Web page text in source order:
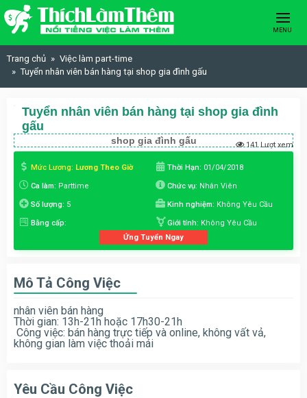
Skip to content
MENU
Trang chủ
Việc làm part-time
Tuyển nhân viên bán hàng tại shop gia đình gấu
Tuyển nhân viên bán hàng tại shop gia đình
gấu
shop gia đình gấu 141 Lượt xem
Mức Lương: Lương Theo Giờ Thời Hạn: 01/04/2018
Ca làm: Parttime Chức vụ: Nhân Viên
Số lượng: 5 Kinh nghiệm: Không Yêu Cầu
Bằng cấp: Giới tính: Không Yêu Cầu
Ứng Tuyển Ngay
Mô Tả Công Việc
nhân viên bán hàng
Thời gian: 13h-21h hoặc 17h30-21h
Công việc: bán hàng trực tiếp và online, không vất vả,
không gian làm việc thoải mái
Yêu Cầu Công Việc